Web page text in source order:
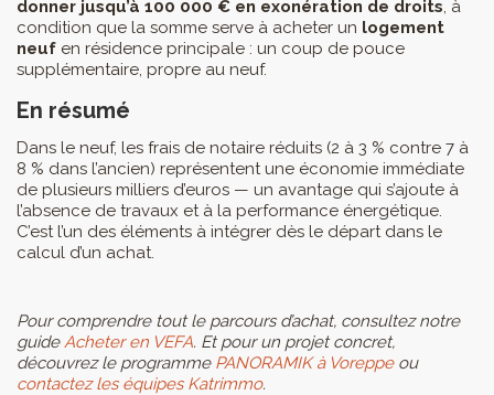
donner jusqu’à 100 000 € en exonération de droits, à
condition que la somme serve à acheter un logement
neuf en résidence principale : un coup de pouce
supplémentaire, propre au neuf.
En résumé
Dans le neuf, les frais de notaire réduits (2 à 3 % contre 7 à
8 % dans l’ancien) représentent une économie immédiate
de plusieurs milliers d’euros — un avantage qui s’ajoute à
l’absence de travaux et à la performance énergétique.
C’est l’un des éléments à intégrer dès le départ dans le
calcul d’un achat.
Pour comprendre tout le parcours d’achat, consultez notre
guideAcheter en VEFA. Et pour un projet concret,
découvrez le programme PANORAMIK à Voreppeou
contactez les équipes Katrimmo.